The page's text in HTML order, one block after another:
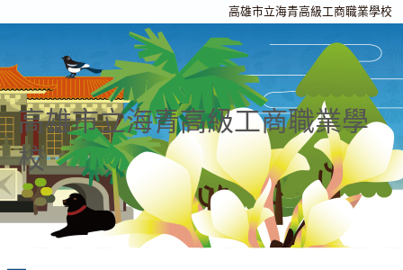
高雄市立海青高級工商職業學校
高雄市立海青高級工商職業學
校